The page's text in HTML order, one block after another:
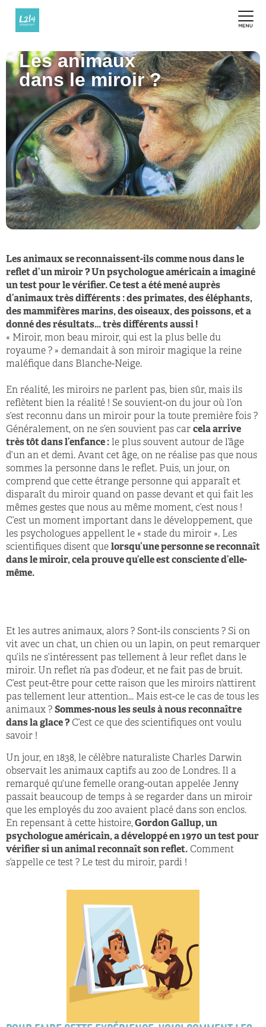
Les animaux
dans le miroir ?
Les animaux se reconnaissent-ils comme nous dans le
reflet d’un miroir ? Un psychologue américain a imaginé
un test pour le vérifier. Ce test a été mené auprès
d’animaux très différents : des primates, des éléphants,
des mammifères marins, des oiseaux, des poissons, et a
donné des résultats… très différents aussi !
« Miroir, mon beau miroir, qui est la plus belle du
royaume ? » demandait à son miroir magique la reine
maléfique dans Blanche-Neige.
En réalité, les miroirs ne parlent pas, bien sûr, mais ils
reflètent bien la réalité ! Se souvient-on du jour où l’on
s’est reconnu dans un miroir pour la toute première fois ?
Généralement, on ne s’en souvient pas car cela arrive
très tôt dans l’enfance : le plus souvent autour de l’âge
d’un an et demi. Avant cet âge, on ne réalise pas que nous
sommes la personne dans le reflet. Puis, un jour, on
comprend que cette étrange personne qui apparaît et
disparaît du miroir quand on passe devant et qui fait les
mêmes gestes que nous au même moment, c’est nous !
C’est un moment important dans le développement, que
les psychologues appellent le « stade du miroir ». Les
scientifiques disent que lorsqu’une personne se reconnaît
dans le miroir, cela prouve qu’elle est consciente d’elle-
même.
Et les autres animaux, alors ? Sont-ils conscients ? Si on
vit avec un chat, un chien ou un lapin, on peut remarquer
qu’ils ne s’intéressent pas tellement à leur reflet dans le
miroir. Un reflet n’a pas d’odeur, et ne fait pas de bruit.
C’est peut-être pour cette raison que les miroirs n’attirent
pas tellement leur attention… Mais est-ce le cas de tous les
animaux ? Sommes-nous les seuls à nous reconnaître
dans la glace ? C’est ce que des scientifiques ont voulu
savoir !
Un jour, en 1838, le célèbre naturaliste Charles Darwin
observait les animaux captifs au zoo de Londres. Il a
remarqué qu’une femelle orang-outan appelée Jenny
passait beaucoup de temps à se regarder dans un miroir
que les employés du zoo avaient placé dans son enclos.
En repensant à cette histoire,Gordon Gallup, un
psychologue américain, a développé en 1970 un test pour
vérifier si un animal reconnaît son reflet. Comment
s’appelle ce test ? Le test du miroir, pardi !